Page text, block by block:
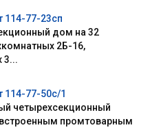
114-77-23сп
дом на 32
2Б-16,
3...
114-77-50с/1
четырехсекционный
промтоварным